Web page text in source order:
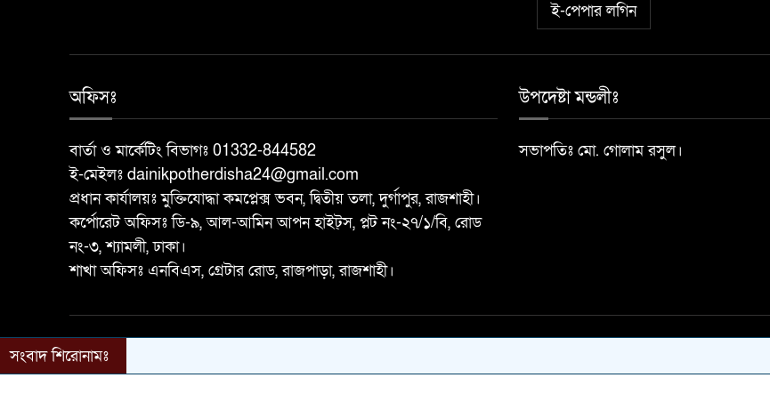
ই-পেপার লগিন
অফিসঃ
বার্তা ও মার্কেটিং বিভাগঃ 01332-844582
ই-মেইলঃ dainikpotherdisha24@gmail.com
প্রধান কার্যালয়ঃ মুক্তিযোদ্ধা কমপ্লেক্স ভবন, দ্বিতীয় তলা, দুর্গাপুর, রাজশাহী।
কর্পোরেট অফিসঃ ডি-৯, আল-আমিন আপন হাইট্স, প্লট নং-২৭/১/বি, রোড
নং-৩, শ্যামলী, ঢাকা।
শাখা অফিসঃ এনবিএস, গ্রেটার রোড, রাজপাড়া, রাজশাহী।
উপদেষ্টা মন্ডলীঃ
সভাপতিঃ মো. গোলাম রসুল।
©২০২৫-২৬ দৈনিক পথের দিশা সর্বস্বত্ব স্বত্বাধিকার সংরক্ষিত।
সংবাদ শিরোনামঃ